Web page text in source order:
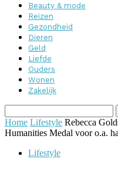
Beauty & mode
Reizen
Gezondheid
Dieren
Geld
Liefde
Ouders
Wonen
Zakelijk
Home Lifestyle Rebecca
Humanities Medal voor o.a.
Lifestyle